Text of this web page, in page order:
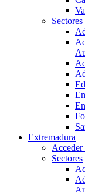
Sectores
Extremadura
Acceder
Sectores